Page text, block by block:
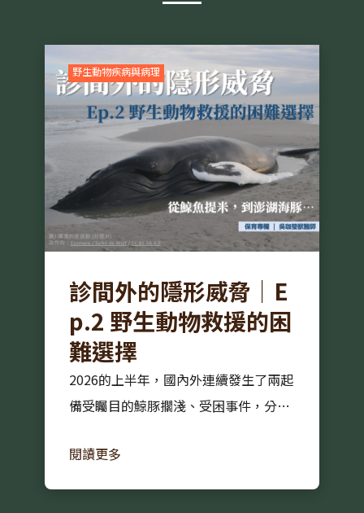
野生動物疾病與病理
診間外的隱形威脅｜E
p.2 野生動物救援的困
難選擇
2026的上半年，國內外連續發生了兩起
備受矚目的鯨豚擱淺、受困事件，分別
的三隻熱帶斑海豚。這兩起事件相隔千
閱讀更多